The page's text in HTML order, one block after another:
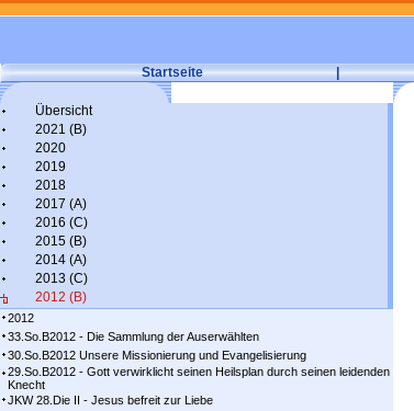
Startseite |
Übersicht
2021 (B)
2020
2019
2018
2017 (A)
2016 (C)
2015 (B)
2014 (A)
2013 (C)
2012 (B)
2012
33.So.B2012 - Die Sammlung der Auserwählten
30.So.B2012 Unsere Missionierung und Evangelisierung
29.So.B2012 - Gott verwirklicht seinen Heilsplan durch seinen leidenden
Knecht
JKW 28.Die II - Jesus befreit zur Liebe